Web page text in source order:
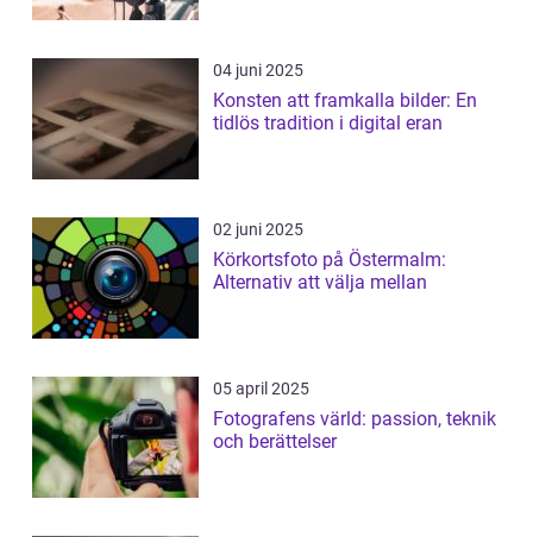
04 juni 2025
Konsten att framkalla bilder: En
tidlös tradition i digital eran
02 juni 2025
Körkortsfoto på Östermalm:
Alternativ att välja mellan
05 april 2025
Fotografens värld: passion, teknik
och berättelser